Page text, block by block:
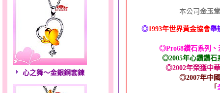
心之舞～金銀鋼套鍊
本公司金玉
◎1993年世界黃金協會舉
◎Pro68鑽石系列、
◎2005年心鑽鑽石
◎2002年榮獲中
◎2007年中
「